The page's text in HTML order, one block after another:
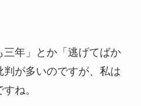
年」とか「逃げてばか
判が多いのですが、私は
ね。